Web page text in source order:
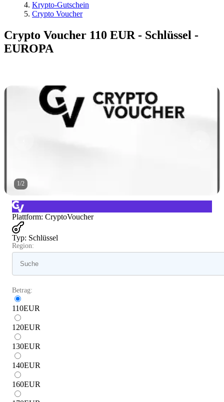
Krypto-Gutschein
Crypto Voucher
Crypto Voucher 110 EUR - Schlüssel -
EUROPA
1/2
Plattform: CryptoVoucher
Typ: Schlüssel
Region:
Betrag:
110EUR
120EUR
130EUR
140EUR
160EUR